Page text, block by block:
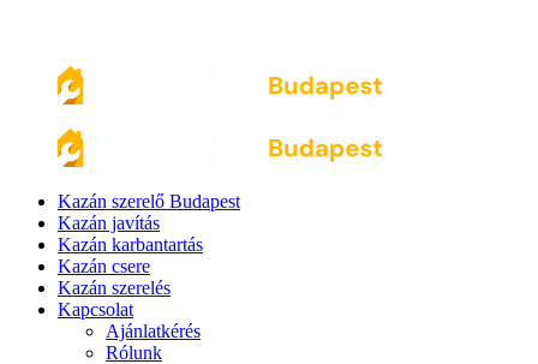
Kazán szerelő Budapest
Kazán javítás
Kazán karbantartás
Kazán csere
Kazán szerelés
Kapcsolat
Ajánlatkérés
Rólunk